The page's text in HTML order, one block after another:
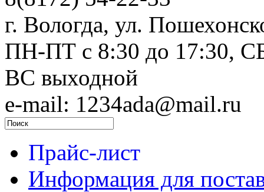
г. Вологда, ул.
ПН-ПТ c 8:30 до 17:30,
ВС выходной
e-mail: 1234ada@mail.ru
Прайс-лист
Информация для